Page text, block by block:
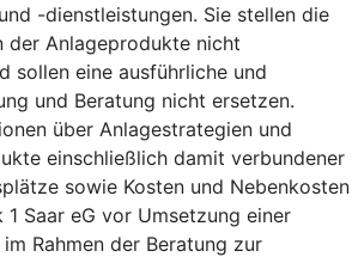
-dienstleistungen. Sie stellen die
der Anlageprodukte nicht
sollen eine ausführliche und
und Beratung nicht ersetzen.
über Anlagestrategien und
einschließlich damit verbundener
sowie Kosten und Nebenkosten
1 Saar eG vor Umsetzung einer
Rahmen der Beratung zur